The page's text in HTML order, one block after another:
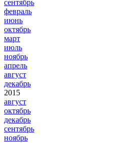
сентябрь
февраль
июнь
октябрь
март
июль
ноябрь
апрель
август
декабрь
2015
август
октябрь
декабрь
сентябрь
ноябрь